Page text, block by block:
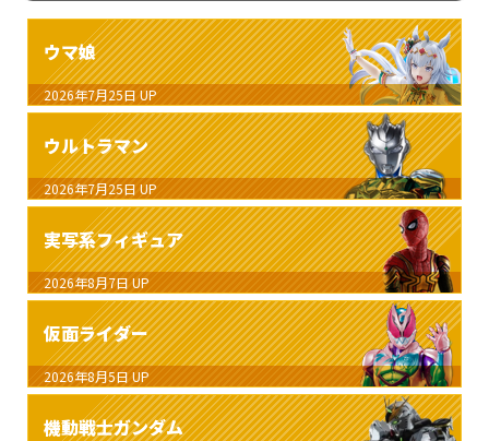
ウマ娘
2026年7月25日 UP
ウルトラマン
2026年7月25日 UP
実写系フィギュア
2026年8月7日 UP
仮面ライダー
2026年8月5日 UP
機動戦士ガンダム